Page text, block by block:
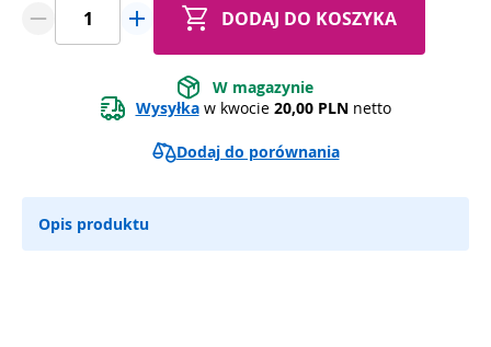
DODAJ DO KOSZYKA
W magazynie
Wysyłka w kwocie 20,00 PLN netto
Dodaj do porównania
Opis produktu